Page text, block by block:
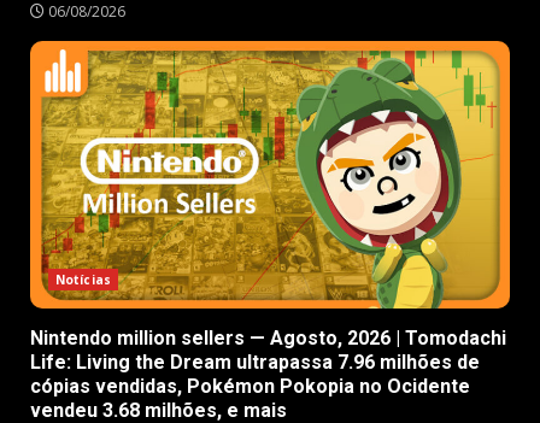
06/08/2026
Notícias
Nintendo million sellers — Agosto, 2026 | Tomodachi
Life: Living the Dream ultrapassa 7.96 milhões de
cópias vendidas, Pokémon Pokopia no Ocidente
vendeu 3.68 milhões, e mais